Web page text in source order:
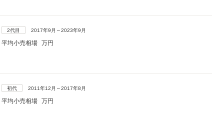
2代目 2017年9月～2023年9月
平均小売相場 万円
初代 2011年12月～2017年8月
平均小売相場 万円